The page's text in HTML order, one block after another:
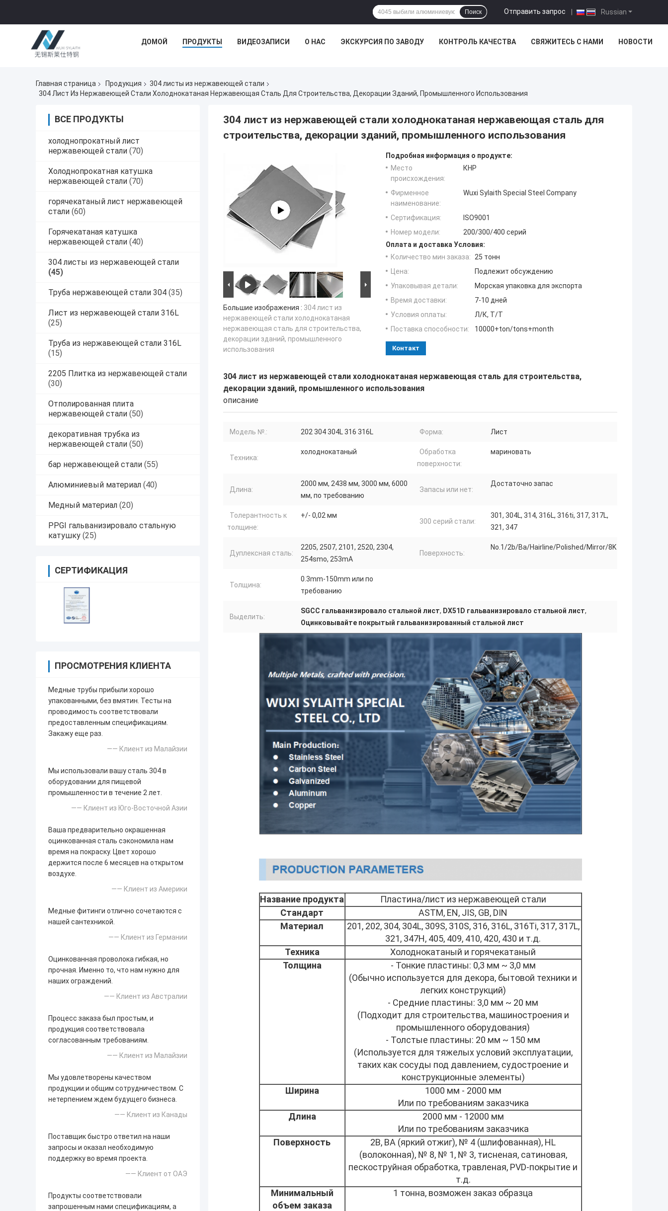
Russian
Отправить запрос |
Поиск
ДОМОЙ ПРОДУКТЫ ВИДЕОЗАПИСИ О НАС ЭКСКУРСИЯ ПО ЗАВОДУ КОНТРОЛЬ КАЧЕСТВА СВЯЖИТЕСЬ С НАМИ НОВОСТИ
Главная страница Продукция
304 листы из нержавеющей стали
304 Лист Из Нержавеющей Стали Холоднокатаная Нержавеющая Сталь Для Строительства, Декорации Зданий, Промышленного Использования
ВСЕ ПРОДУКТЫ
холоднопрокатный лист
нержавеющей стали (70)
Холоднопрокатная катушка
нержавеющей стали (70)
горячекатаный лист нержавеющей
стали (60)
Горячекатаная катушка
нержавеющей стали (40)
304 листы из нержавеющей стали
(45)
Труба нержавеющей стали 304 (35)
Лист из нержавеющей стали 316L
(25)
Труба из нержавеющей стали 316L
(15)
2205 Плитка из нержавеющей стали
(30)
Отполированная плита
нержавеющей стали (50)
декоративная трубка из
нержавеющей стали (50)
бар нержавеющей стали (55)
Алюминиевый материал (40)
Медный материал (20)
PPGI гальванизировало стальную
катушку (25)
СЕРТИФИКАЦИЯ
ПРОСМОТРЕНИЯ КЛИЕНТА
Медные трубы прибыли хорошо
упакованными, без вмятин. Тесты на
проводимость соответствовали
предоставленным спецификациям.
Закажу еще раз.
—— Клиент из Малайзии
Мы использовали вашу сталь 304 в
оборудовании для пищевой
промышленности в течение 2 лет.
—— Клиент из Юго-Восточной Азии
Ваша предварительно окрашенная
оцинкованная сталь сэкономила нам
время на покраску. Цвет хорошо
держится после 6 месяцев на открытом
воздухе.
—— Клиент из Америки
Медные фитинги отлично сочетаются с
нашей сантехникой.
—— Клиент из Германии
Оцинкованная проволока гибкая, но
прочная. Именно то, что нам нужно для
наших ограждений.
—— Клиент из Австралии
Процесс заказа был простым, и
продукция соответствовала
согласованным требованиям.
—— Клиент из Малайзии
Мы удовлетворены качеством
продукции и общим сотрудничеством. С
нетерпением ждем будущего бизнеса.
—— Клиент из Канады
Поставщик быстро ответил на наши
запросы и оказал необходимую
поддержку во время проекта.
—— Клиент от ОАЭ
Продукты соответствовали
запрошенным нами спецификациям, а
304 лист из нержавеющей стали холоднокатаная нержавеющая сталь для
строительства, декорации зданий, промышленного использования
Большие изображения : 304 лист из
нержавеющей стали холоднокатаная
нержавеющая сталь для строительства,
декорации зданий, промышленного
использования
Подробная информация о продукте:
Место
происхождения:
КНР
Фирменное
наименование:
Wuxi Sylaith Special Steel Company
Сертификация:
ISO9001
Номер модели:
200/300/400 серий
Оплата и доставка Условия:
Количество мин заказа:
25 тонн
Цена:
Подлежит обсуждению
Упаковывая детали:
Морская упаковка для экспорта
Время доставки:
7-10 дней
Условия оплаты:
Л/К, Т/Т
Поставка способности:
10000+ton/tons+month
Контакт
304 лист из нержавеющей стали холоднокатаная нержавеющая сталь для строительства,
декорации зданий, промышленного использования
описание
Модель №.: 202 304 304L 316 316L Форма: Лист
Техника:
холоднокатаный
Обработка
поверхности:
мариновать
Длина:
2000 мм, 2438 мм, 3000 мм, 6000
мм, по требованию
Запасы или нет:
Достаточно запас
Толерантность к
толщине:
+/- 0,02 мм
300 серий стали:
301, 304L, 314, 316L, 316ti, 317, 317L,
321, 347
Дуплексная сталь:
2205, 2507, 2101, 2520, 2304,
254smo, 253mA
Поверхность:
No.1/2b/Ba/Hairline/Polished/Mirror/8K
Толщина:
0.3mm-150mm или по
требованию
Выделить:
SGCC гальванизировало стальной лист, DX51D гальванизировало стальной лист,
Оцинковывайте покрытый гальванизированный стальной лист
Название продукта
Пластина/лист из нержавеющей стали
Стандарт
ASTM, EN, JIS, GB, DIN
Материал
201, 202, 304, 304L, 309S, 310S, 316, 316L, 316Ti, 317, 317L,
321, 347H, 405, 409, 410, 420, 430 и т.д.
Техника
Холоднокатаный и горячекатаный
Толщина
- Тонкие пластины: 0,3 мм ~ 3,0 мм
(Обычно используется для декора, бытовой техники и
легких конструкций)
- Средние пластины: 3,0 мм ~ 20 мм
(Подходит для строительства, машиностроения и
промышленного оборудования)
- Толстые пластины: 20 мм ~ 150 мм
(Используется для тяжелых условий эксплуатации,
таких как сосуды под давлением, судостроение и
конструкционные элементы)
Ширина
1000 мм - 2000 мм
Или по требованиям заказчика
Длина
2000 мм - 12000 мм
Или по требованиям заказчика
Поверхность
2B, BA (яркий отжиг), № 4 (шлифованная), HL
(волоконная), № 8, № 1, № 3, тисненая, сатиновая,
пескоструйная обработка, травленая, PVD-покрытие и
т.д.
Минимальный
объем заказа
1 тонна, возможен заказ образца